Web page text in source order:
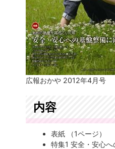
広報おかや 2012年4月号
内容
表紙 （1ページ）
特集1 安全・安心